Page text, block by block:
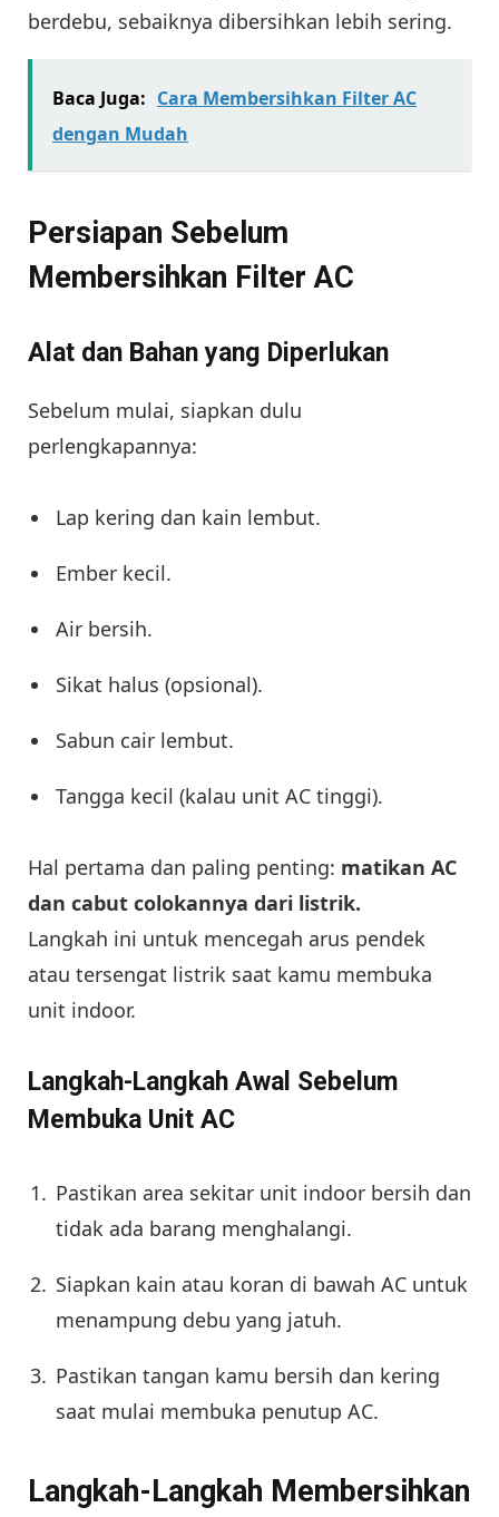
berdebu, sebaiknya dibersihkan lebih sering.
Baca Juga: Cara Membersihkan Filter AC
dengan Mudah
Persiapan Sebelum
Membersihkan Filter AC
Alat dan Bahan yang Diperlukan
Sebelum mulai, siapkan dulu
perlengkapannya:
Lap kering dan kain lembut.
Ember kecil.
Air bersih.
Sikat halus (opsional).
Sabun cair lembut.
Tangga kecil (kalau unit AC tinggi).
Hal pertama dan paling penting: matikan AC
dan cabut colokannya dari listrik.
Langkah ini untuk mencegah arus pendek
atau tersengat listrik saat kamu membuka
unit indoor.
Langkah-Langkah Awal Sebelum
Membuka Unit AC
Pastikan area sekitar unit indoor bersih dan
tidak ada barang menghalangi.
Siapkan kain atau koran di bawah AC untuk
menampung debu yang jatuh.
Pastikan tangan kamu bersih dan kering
saat mulai membuka penutup AC.
Langkah-Langkah Membersihkan